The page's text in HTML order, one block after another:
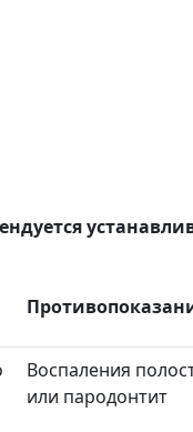
Воспаления
или пародонтит